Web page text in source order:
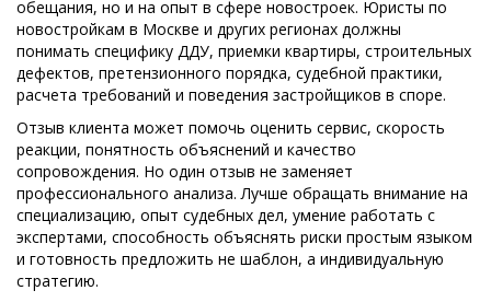
обещания, но и на опыт в сфере новостроек. Юристы по
новостройкам в Москве и других регионах должны
понимать специфику ДДУ, приемки квартиры, строительных
дефектов, претензионного порядка, судебной практики,
расчета требований и поведения застройщиков в споре.
Отзыв клиента может помочь оценить сервис, скорость
реакции, понятность объяснений и качество
сопровождения. Но один отзыв не заменяет
профессионального анализа. Лучше обращать внимание на
специализацию, опыт судебных дел, умение работать с
экспертами, способность объяснять риски простым языком
и готовность предложить не шаблон, а индивидуальную
стратегию.